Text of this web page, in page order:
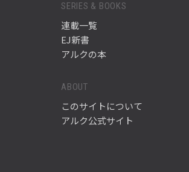
SERIES & BOOKS
連載一覧
EJ新書
アルクの本
ABOUT
このサイトについて
アルク公式サイト